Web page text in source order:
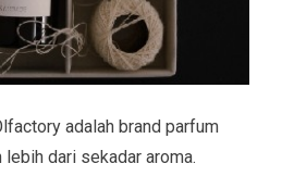
adalah brand parfum
lebih dari sekadar aroma.